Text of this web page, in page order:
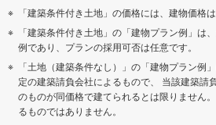
「建築条件付き土地」の価格には、建物価格は
「建築条件付き土地」の「建物プラン例」は
例であり、プランの採用可否は任意です。
「土地（建築条件なし）」の「建物プラン例
定の建築請負会社によるもので、 当該建築請
のものが同価格で建てられるとは限りません
るものではありません。